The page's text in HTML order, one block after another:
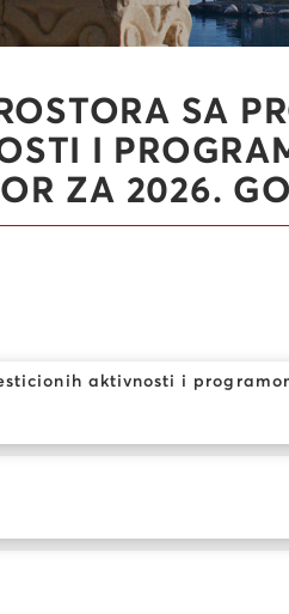
SA
I
ZA 2026.
aktivnosti i